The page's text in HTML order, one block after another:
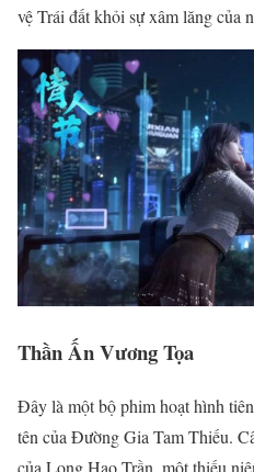
vệ Trái đất khỏi sự xâm lăng của
Thần Ấn Vương Tọa
Đây là một bộ phim hoạt hình
tên của Đường Gia Tam Thiếu.
của Long Hao Trần, một thiếu